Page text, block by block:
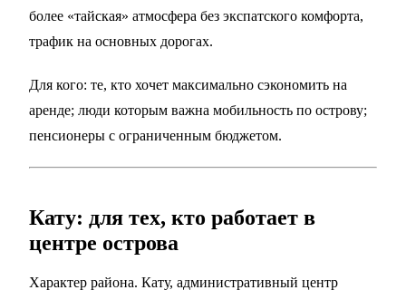
более «тайская» атмосфера без экспатского комфорта,
трафик на основных дорогах.
Для кого: те, кто хочет максимально сэкономить на
аренде; люди которым важна мобильность по острову;
пенсионеры с ограниченным бюджетом.
Кату: для тех, кто работает в
центре острова
Характер района. Кату, административный центр